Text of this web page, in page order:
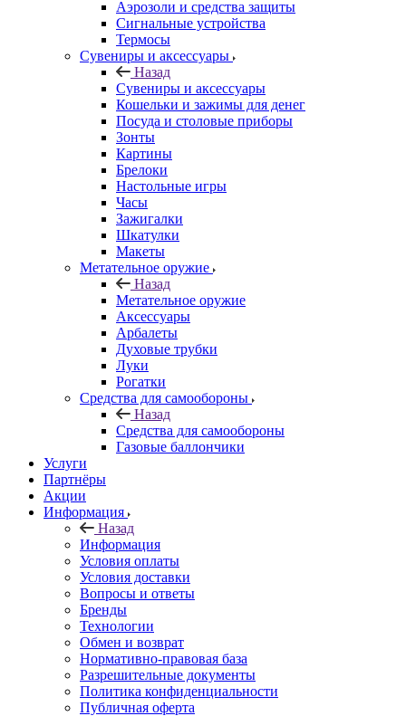
Аэрозоли и средства защиты
Сигнальные устройства
Термосы
Сувениры и аксессуары
Назад
Сувениры и аксессуары
Кошельки и зажимы для денег
Посуда и столовые приборы
Зонты
Картины
Брелоки
Настольные игры
Часы
Зажигалки
Шкатулки
Макеты
Метательное оружие
Назад
Метательное оружие
Аксессуары
Арбалеты
Духовые трубки
Луки
Рогатки
Средства для самообороны
Назад
Средства для самообороны
Газовые баллончики
Услуги
Партнёры
Акции
Информация
Назад
Информация
Условия оплаты
Условия доставки
Вопросы и ответы
Бренды
Технологии
Обмен и возврат
Нормативно-правовая база
Разрешительные документы
Политика конфиденциальности
Публичная оферта